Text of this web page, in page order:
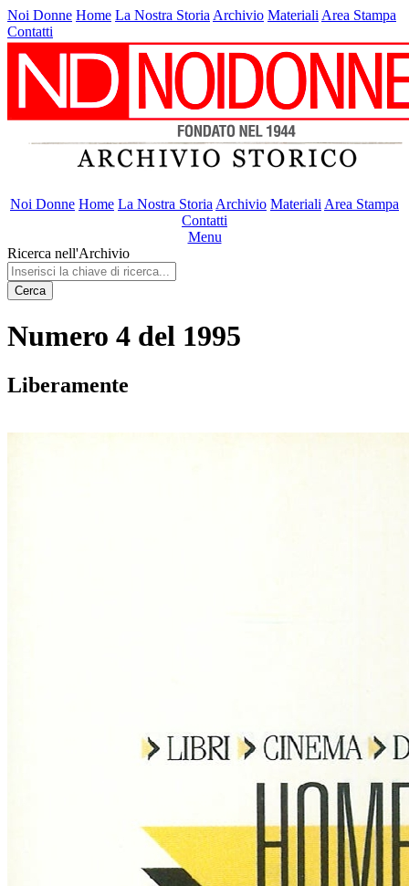
Noi Donne Home La Nostra Storia Archivio Materiali Area Stampa
Contatti
Noi Donne Home La Nostra Storia Archivio Materiali Area Stampa
Contatti
Menu
Ricerca nell'Archivio
Cerca
Numero 4 del 1995
Liberamente